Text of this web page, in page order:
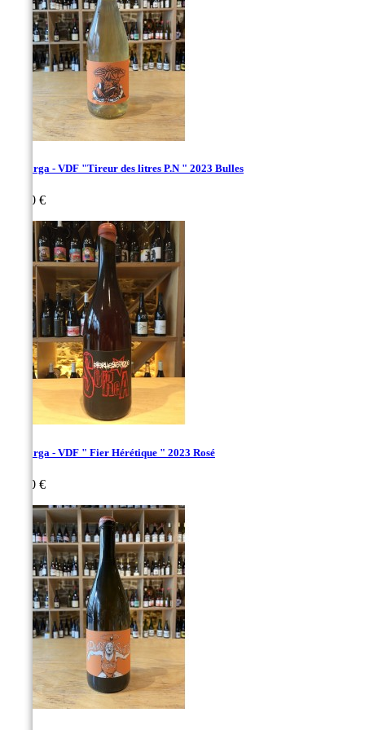
La Sorga - VDF "Tireur des litres P.N " 2023 Bulles
18,00 €
La Sorga - VDF " Fier Hérétique " 2023 Rosé
24,00 €